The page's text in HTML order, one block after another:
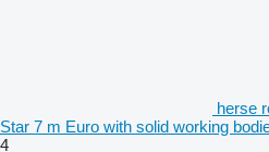
herse
Star 7 m Euro with solid working
4